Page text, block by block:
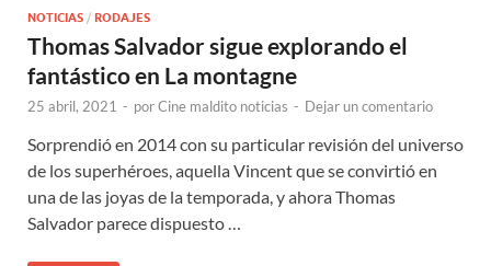
NOTICIAS / RODAJES
Thomas Salvador sigue explorando el
fantástico en La montagne
25 abril, 2021 - porCine maldito noticias - Dejar un comentario
Sorprendió en 2014 con su particular revisión del universo
de los superhéroes, aquella Vincent que se convirtió en
una de las joyas de la temporada, y ahora Thomas
Salvador parece dispuesto …